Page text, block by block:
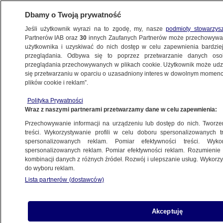
ŚWIAT
w Cieśninie Kerczeńskiej
27.11.2018, 11:44
Udostępnij
Dbamy o Twoją prywatność
Jeśli użytkownik wyrazi na to zgodę, my, naszepodmioty
Partnerów IAB oraz30 innych Zaufanych Partnerów może
użytkownika i uzyskiwać do nich dostęp w celu zapewnienia
przeglądania. Odbywa się to poprzez przetwarzanie danych
przeglądania przechowywanych w plikach cookie. Użytkownik może
się przetwarzaniu w oparciu o uzasadniony interes w dowolnym
plików cookie i reklam”.
Polityka Prywatności
Wraz z naszymi partnerami przetwarzamy dane w celu zapewnienia:
Przechowywanie informacji na urządzeniu lub dostęp do nich.
treści. Wykorzystywanie profili w celu doboru spersonalizowanych
spersonalizowanych reklam. Pomiar efektywności treści.
spersonalizowanych reklam. Pomiar efektywności reklam.
kombinacji danych z różnych źródeł. Rozwój i ulepszanie usług.
do wyboru reklam.
Lista partnerów (dostawców)
Akceptuję